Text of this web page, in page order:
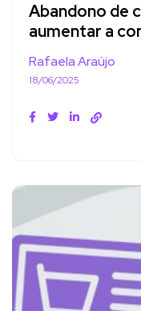
Abandono de
aumentar a
Rafaela Araújo
18/06/2025